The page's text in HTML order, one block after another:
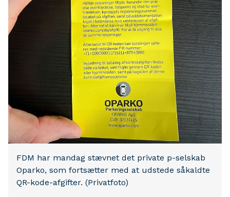
FDM har mandag stævnet det private p-selskab
Oparko, som fortsætter med at udstede såkaldte
QR-kode-afgifter. (Privatfoto)